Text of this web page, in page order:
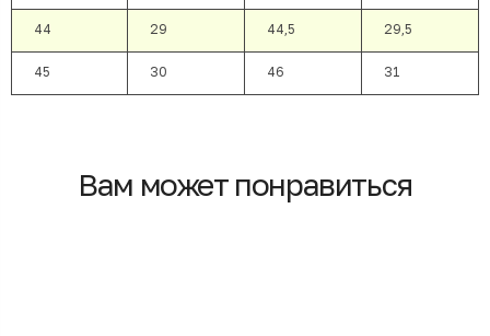
44 29 44,5 29,5
45 30 46 31
Вам может понравиться